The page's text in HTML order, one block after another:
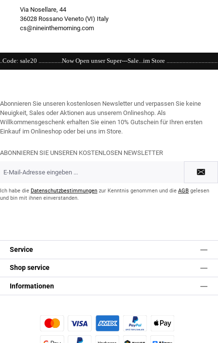
Via Nosellare, 44
36028 Rossano Veneto (VI) Italy
cs@nineinthemorning.com
Open unser Super---Sale...im Store
Abonnieren Sie unseren kostenlosen Newsletter und verpassen Sie keine
Neuigkeit, Sales oder Aktionen aus unserem Onlineshop. Als
Willkommensgeschenk erhalten Sie einen 10% Gutschein für Ihren ersten
Einkauf im Onlineshop oder bei uns im Store.
ABONNIEREN SIE UNSEREN KOSTENLOSEN NEWSLETTER
Mail-
*Ich habe die Datenschutzbestimmungen zur Kenntnis genommen und die AGB gelesen
und bin mit ihnen einverstanden.
Service
Shop service
Informationen
Kredit- oder Debitkarte Später BezahlenApple Pay